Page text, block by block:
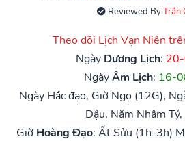
Reviewed ByTrần
Theo dõi Lịch Vạn Niên
Ngày Dương Lịch:
NgàyÂm Lịch: 16-
Ngày Hắc đạo, Giờ Ngọ (12G),
Dậu, Năm Nhâm
Giờ Hoàng Đạo: Ất Sửu (1h-3h)